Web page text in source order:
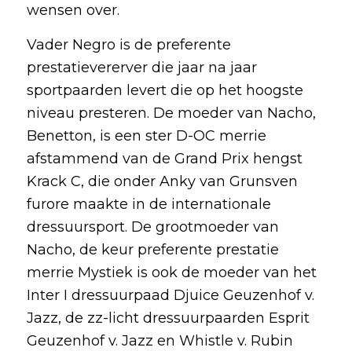
wensen over.
Vader Negro is de preferente
prestatievererver die jaar na jaar
sportpaarden levert die op het hoogste
niveau presteren. De moeder van Nacho,
Benetton, is een ster D-OC merrie
afstammend van de Grand Prix hengst
Krack C, die onder Anky van Grunsven
furore maakte in de internationale
dressuursport. De grootmoeder van
Nacho, de keur preferente prestatie
merrie Mystiek is ook de moeder van het
Inter I dressuurpaad Djuice Geuzenhof v.
Jazz, de zz-licht dressuurpaarden Esprit
Geuzenhof v. Jazz en Whistle v. Rubin